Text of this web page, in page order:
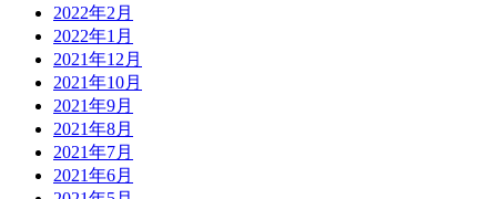
2022年2月
2022年1月
2021年12月
2021年10月
2021年9月
2021年8月
2021年7月
2021年6月